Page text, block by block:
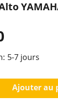
5-7 jours
Ajouter au